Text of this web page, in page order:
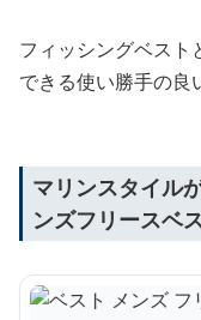
フィッシングベスト
できる使い勝手の良
マリンスタイル
ンズフリースベ